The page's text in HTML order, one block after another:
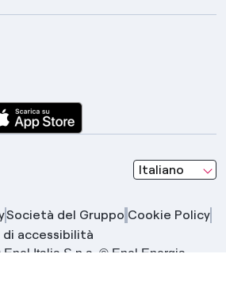
Italiano
seleziona una
Società del Gruppo Cookie Policy
di accessibilità
Italia S.p.a. © Enel Energia